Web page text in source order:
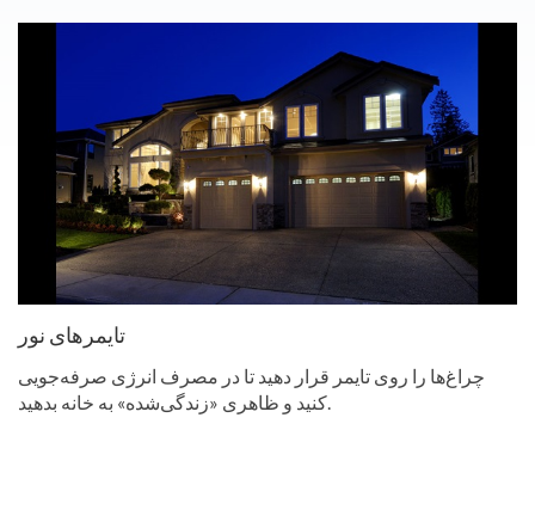
تایمرهای نور
چراغ‌ها را روی تایمر قرار دهید تا در مصرف انرژی صرفه‌جویی